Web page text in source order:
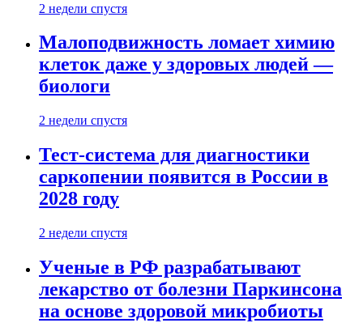
2 недели спустя
Малоподвижность ломает химию
клеток даже у здоровых людей —
биологи
2 недели спустя
Тест-система для диагностики
саркопении появится в России в
2028 году
2 недели спустя
Ученые в РФ разрабатывают
лекарство от болезни Паркинсона
на основе здоровой микробиоты